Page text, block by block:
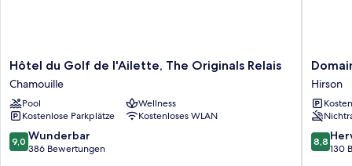
Hôtel
du
Golf
de
l'Ailette,
The
Originals
Hôtel du Golf de l'Ailette, The Originals Relais
Chamouille
Pool
Wellness
Kostenlose Parkplätze
Kostenloses WLAN
9.0
von
9,0 Wunderbar
386 Bewertungen
de
Blangy
Hirson
Hirson
8.8
von
8,8
130